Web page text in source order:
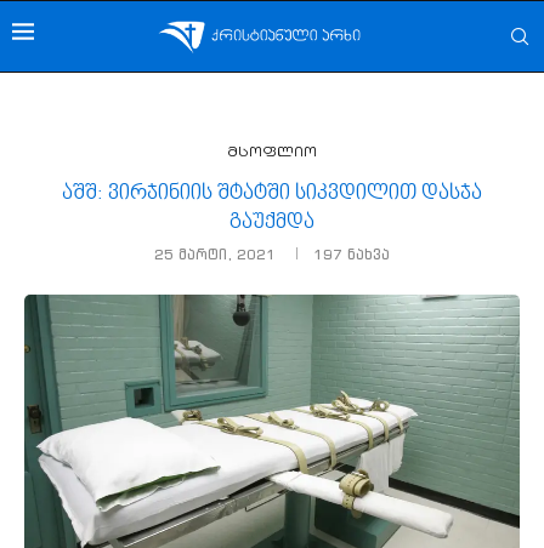
მსოფლიო
აშშ: ვირჯინიის შტატში სიკვდილით დასჯა
გაუქმდა
25 მარტი, 2021 197 ნახვა